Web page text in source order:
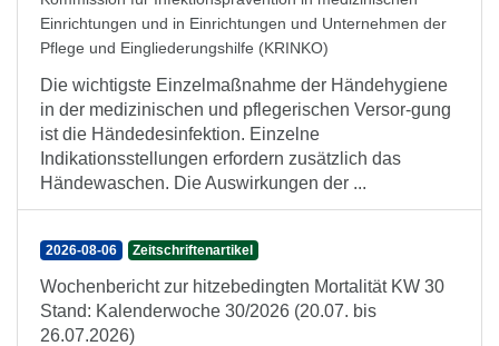
Einrichtungen und in Einrichtungen und Unternehmen der
Pflege und Eingliederungshilfe (KRINKO)
Die wichtigste Einzelmaßnahme der Händehygiene
in der medizinischen und pflegerischen Versor-gung
ist die Händedesinfektion. Einzelne
Indikationsstellungen erfordern zusätzlich das
Händewaschen. Die Auswirkungen der ...
2026-08-06 Zeitschriftenartikel
Wochenbericht zur hitzebedingten Mortalität KW 30
Stand: Kalenderwoche 30/2026 (20.07. bis
26.07.2026)